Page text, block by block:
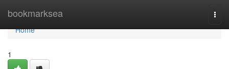
bookmarksea
Home
Home
1